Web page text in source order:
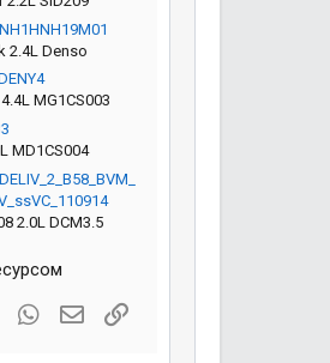
2.4L Denso
MG1CS003
MD1CS004
2.0L DCM3.5
PinterestWhatsAppЭлектронная почта
Ссылка